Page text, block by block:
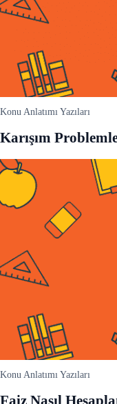
Konu Anlatımı Yazıları
Karışım
Konu Anlatımı Yazıları
Faiz Nasıl